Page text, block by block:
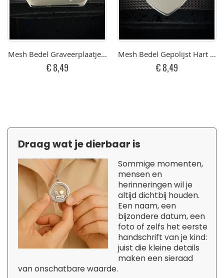
Mesh Bedel Graveerplaatje RVS
€ 8,49
Mesh Bedel Gepolijst Hart
€ 8,49
Draag wat je dierbaar is
Sommige momenten,
mensen en
herinneringen wil je
altijd dichtbij houden.
Een naam, een
bijzondere datum, een
foto of zelfs het eerste
handschrift van je kind:
juist die kleine details
maken een sieraad
van onschatbare waarde.